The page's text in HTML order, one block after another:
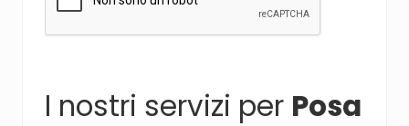
I nostri servizi per Posa